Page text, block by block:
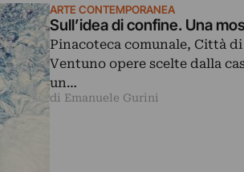
ARTE CONTEMPORANEA
Sull’idea di confine. Una
Pinacoteca comunale, Città
Ventuno opere scelte dalla
un…
di Emanuele Gurini